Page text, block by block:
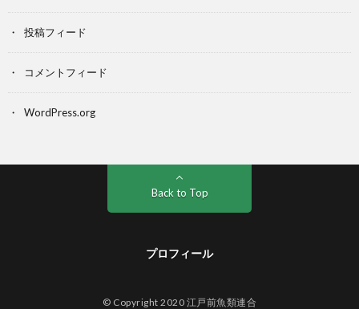
投稿フィード
コメントフィード
WordPress.org
Back to Top
プロフィール
© Copyright 2020 江戸前魚類連合